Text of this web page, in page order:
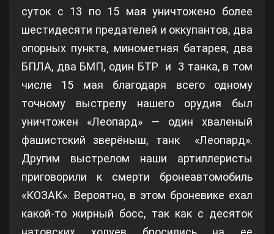
суток с 13 по 15 мая уничтожено более
шестидесяти предателей и оккупантов, два
опорных пункта, минометная батарея, два
БПЛА, два БМП, один БТР и 3 танка, в том
числе 15 мая благодаря всего одному
точному выстрелу нашего орудия был
уничтожен «Леопард» — один хваленый
фашистский зверёныш, танк «Леопард».
Другим выстрелом наши артиллеристы
приговорили к смерти бронеавтомобиль
«КОЗАК». Вероятно, в этом броневике ехал
какой-то жирный босс, так как с десяток